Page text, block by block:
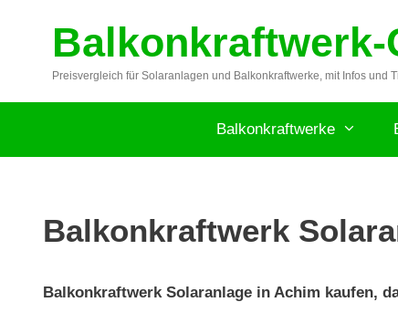
springenBalkonkraftwerk-
Preisvergleich für Solaranlagen und Balkonkraftwerke, mit Infos und
Balkonkraftwerke
Balkonkraftwerk
Balkonkraftwerk Solaranlage in Achim kaufen,